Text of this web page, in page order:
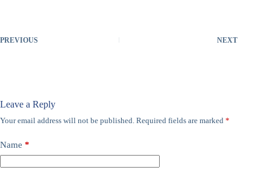
PREVIOUS NEXT
Leave a Reply
Your email address will not be published. Required fields are marked *
Name *